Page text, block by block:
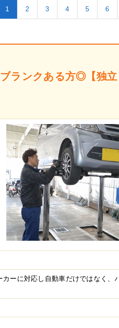
1 2 3 4 5 6
ランクある方◎【独
ーに対応し自動車だけではなく、